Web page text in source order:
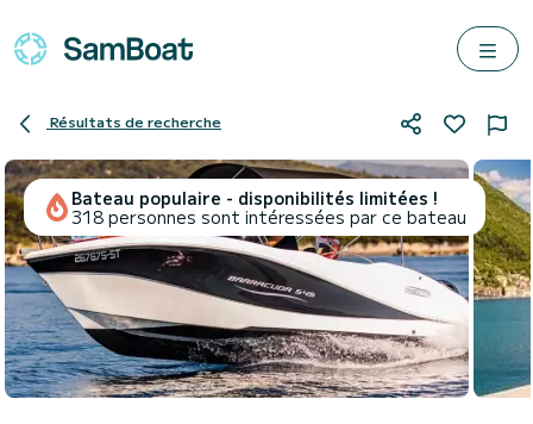
Résultats de recherche
Bateau populaire - disponibilités limitées !
318 personnes sont intéressées par ce bateau